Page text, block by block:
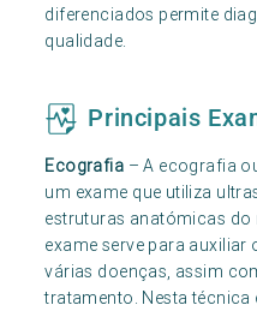
diferenciados permite
qualidade.
Principais
Ecografia – A ecografia
um exame que utiliza
estruturas anatómicas
exame serve para
várias doenças, assim
tratamento. Nesta